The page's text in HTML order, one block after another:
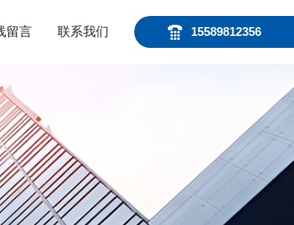
15589812356
留言 联系我们